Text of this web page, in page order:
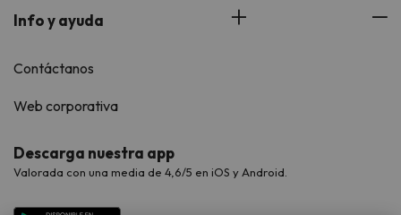
Info y ayuda
Contáctanos
Web corporativa
Descarga nuestra app
Valorada con una media de 4,6/5 en iOS y Android.